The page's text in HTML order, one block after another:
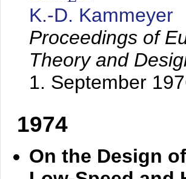
K.-D. Kammeyer
Proceedings of
Theory and
1. September
1974
On the Design